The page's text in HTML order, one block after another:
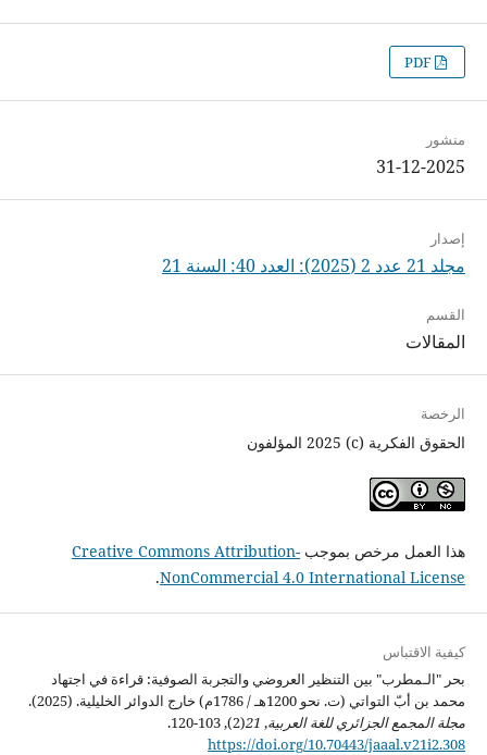
منشور
31-12-2025
إصدار
مجلد 21 عدد 2 (2025): العدد 40: السنة 21
القسم
المقالات
الرخصة
الحقوق الفكرية (c) 2025 المؤلفون
هذا العمل مرخص بموجب Creative Commons Attribution-
NonCommercial 4.0 International License
.
كيفية الاقتباس
بحر "الـمطرب" بين التنظير العروضي والتجربة الصوفية: قراءة في اجتهاد
محمد بن أبّ التواتي (ت. نحو 1200هـ / 1786م) خارج الدوائر الخليلية. (2025).
مجلة المجمع الجزائري للغة العربية,
21
(2), 103-120.
https://doi.org/10.70443/jaaal.v21i2.308